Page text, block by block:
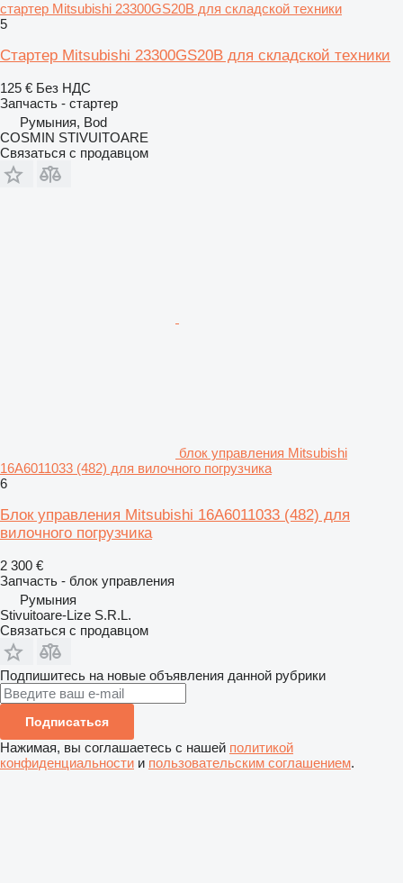
стартер Mitsubishi 23300GS20B для складской техники
5
Стартер Mitsubishi 23300GS20B для складской техники
125 € Без НДС
Запчасть - стартер
Румыния, Bod
COSMIN STIVUITOARE
Связаться с продавцом
блок управления Mitsubishi
16A6011033 (482) для вилочного погрузчика
6
Блок управления Mitsubishi 16A6011033 (482) для
вилочного погрузчика
2 300 €
Запчасть - блок управления
Румыния
Stivuitoare-Lize S.R.L.
Связаться с продавцом
Подпишитесь на новые объявления данной рубрики
Подписаться
Нажимая, вы соглашаетесь с нашей политикой
конфиденциальности и пользовательским соглашением.